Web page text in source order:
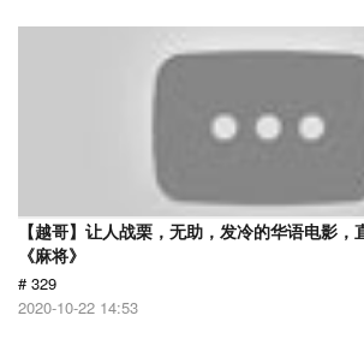
【越哥】让人战栗，无助，发冷的华语电影
《麻将》
# 329
2020-10-22 14:53